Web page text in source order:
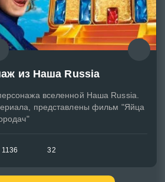
из Наша Russia
вселенной Наша Russia.
представлены фильм "Яйца
1136 32